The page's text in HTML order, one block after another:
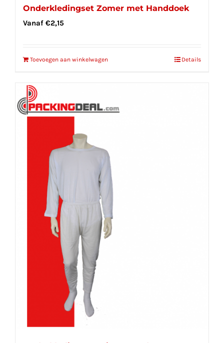
Onderkledingset Zomer met Handdoek
Vanaf €2,15
Toevoegen aan winkelwagen Details